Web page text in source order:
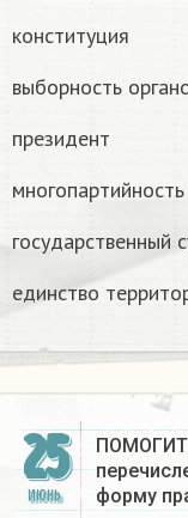
конституция
выборность
президент
многопартийность
государственный
единство
25
ИЮНЬ
форму